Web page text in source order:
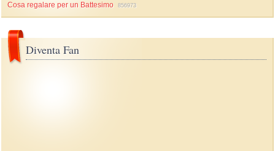
Cosa regalare per un Battesimo 856973
Diventa Fan